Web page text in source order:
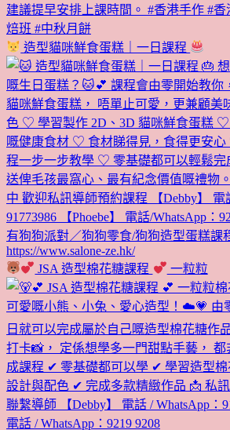
造型貓咪鮮食蛋糕｜一日課程
JSA 造型棉花糖課程 一粒粒